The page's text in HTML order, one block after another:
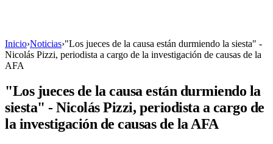
Inicio›Noticias›"Los jueces de la causa están durmiendo la siesta" -
Nicolás Pizzi, periodista a cargo de la investigación de causas de la
AFA
"Los jueces de la causa están durmiendo la
siesta" - Nicolás Pizzi, periodista a cargo de
la investigación de causas de la AFA